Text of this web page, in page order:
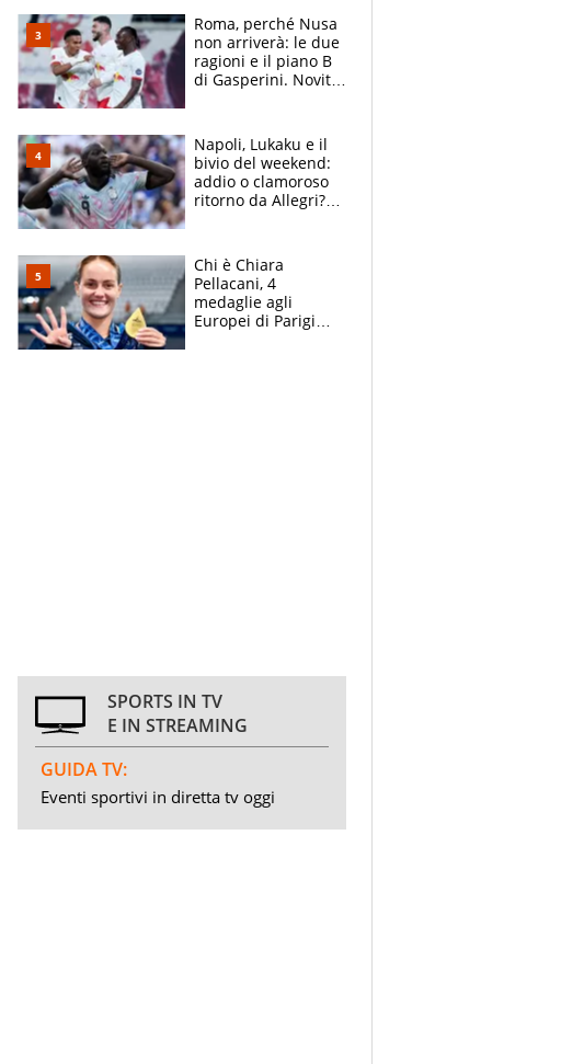
da Aragon
Roma, perché Nusa
non arriverà: le due
ragioni e il piano B
di Gasperini. Novità
Napoli, Lukaku e il
bivio del weekend:
addio o clamoroso
ritorno da Allegri?
Chi è Chiara
Pellacani, 4
medaglie agli
Europei di Parigi
SPORTS IN TV
E IN STREAMING
GUIDA TV:
Eventi sportivi in diretta tv oggi